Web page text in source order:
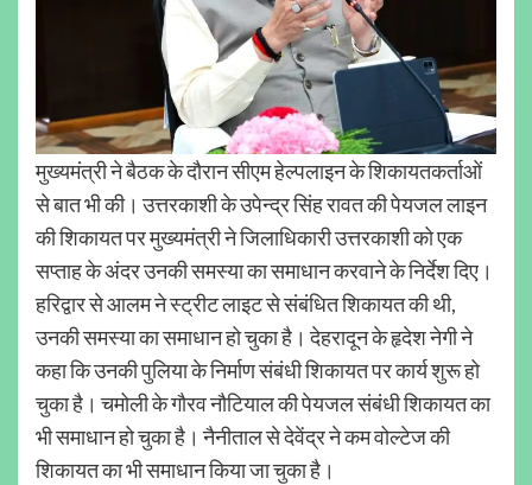
मुख्यमंत्री ने बैठक के दौरान सीएम हेल्पलाइन के शिकायतकर्ताओं
से बात भी की। उत्तरकाशी के उपेन्द्र सिंह रावत की पेयजल लाइन
की शिकायत पर मुख्यमंत्री ने जिलाधिकारी उत्तरकाशी को एक
सप्ताह के अंदर उनकी समस्या का समाधान करवाने के निर्देश दिए।
हरिद्वार से आलम ने स्ट्रीट लाइट से संबंधित शिकायत की थी,
उनकी समस्या का समाधान हो चुका है। देहरादून के हृदेश नेगी ने
कहा कि उनकी पुलिया के निर्माण संबंधी शिकायत पर कार्य शुरू हो
चुका है। चमोली के गौरव नौटियाल की पेयजल संबंधी शिकायत का
भी समाधान हो चुका है। नैनीताल से देवेंद्र ने कम वोल्टेज की
शिकायत का भी समाधान किया जा चुका है।